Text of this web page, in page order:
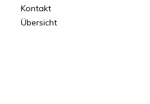
Kontakt
Übersicht